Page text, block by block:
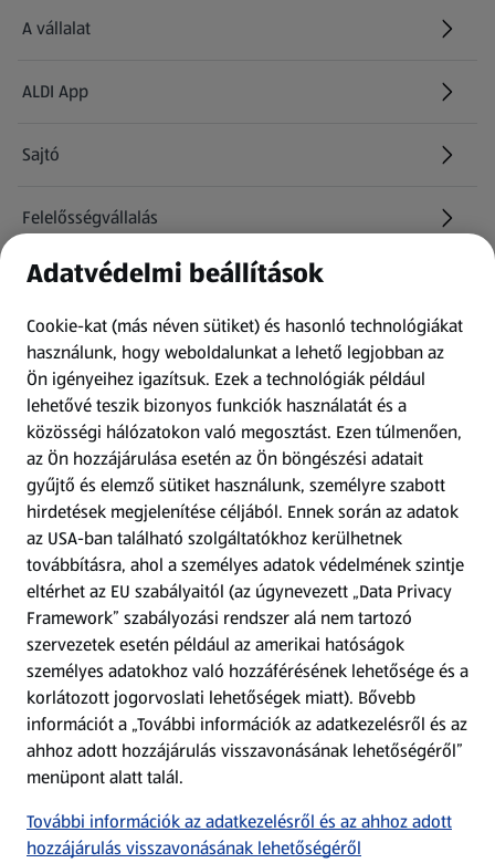
A vállalat
ALDI App
Sajtó
Felelősségvállalás
Információk
Kérdőív
Fizetési lehetőségek
ALDI utalványok
Árcsökkentés
Adattörlő alkalmazás
Szervizpont
(új oldalon nyílik meg)
Fedezz fel minket az interneten!
Töltsd le az ALDI Magyarország applikációt!
Adatvédelmi beállítások
Cookie-kat (más néven sütiket) és hasonló technológiákat
használunk, hogy weboldalunkat a lehető legjobban az
Ön igényeihez igazítsuk. Ezek a technológiák például
lehetővé teszik bizonyos funkciók használatát és a
közösségi hálózatokon való megosztást. Ezen túlmenően,
az Ön hozzájárulása esetén az Ön böngészési adatait
gyűjtő és elemző sütiket használunk, személyre szabott
hirdetések megjelenítése céljából. Ennek során az adatok
az USA-ban található szolgáltatókhoz kerülhetnek
továbbításra, ahol a személyes adatok védelmének szintje
eltérhet az EU szabályaitól (az úgynevezett „Data Privacy
Framework” szabályozási rendszer alá nem tartozó
szervezetek esetén például az amerikai hatóságok
személyes adatokhoz való hozzáférésének lehetősége és a
korlátozott jogorvoslati lehetőségek miatt). Bővebb
információt a „További információk az adatkezelésről és az
ahhoz adott hozzájárulás visszavonásának lehetőségéről”
menüpont alatt talál.
További információk az adatkezelésről és az ahhoz adott
hozzájárulás visszavonásának lehetőségéről